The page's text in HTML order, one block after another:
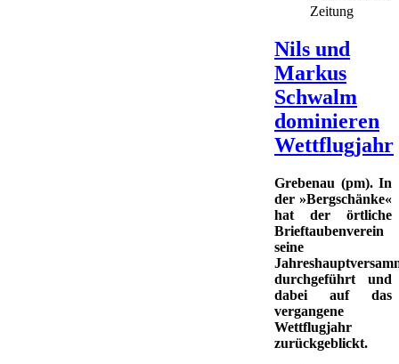
Zeitung
Nils und
Markus
Schwalm
dominieren
Wettflugjahr
Grebenau (pm). In
der »Bergschänke«
hat der örtliche
Brieftaubenverein
seine
durchgeführt und
dabei auf das
vergangene
Wettflugjahr
zurückgeblickt.